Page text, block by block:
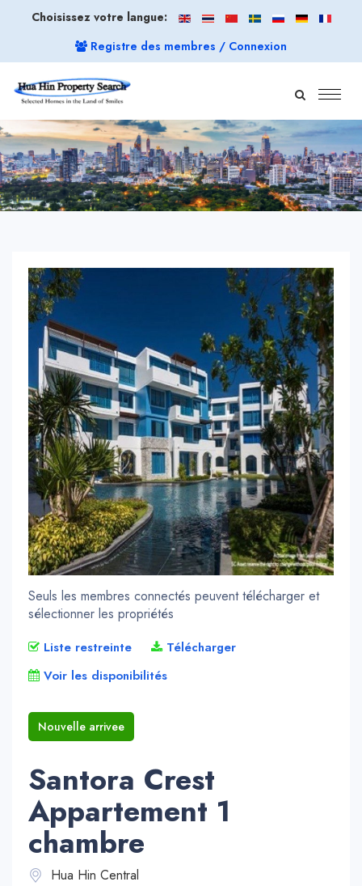
Choisissez votre langue:
Registre des membres / Connexion
Seuls les membres connectés peuvent télécharger et
sélectionner les propriétés
Liste restreinte
Télécharger
Voir les disponibilités
Nouvelle arrivee
Santora Crest
Appartement 1
chambre
Hua Hin Central